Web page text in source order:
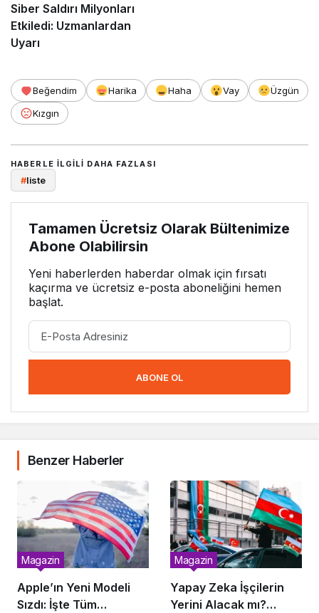
Siber Saldırı Milyonları
Etkiledi: Uzmanlardan
Uyarı
Beğendim Harika Haha Vay
Üzgün
Kızgın
HABERLE ILGILI DAHA FAZLASI
#liste
Tamamen Ücretsiz Olarak Bültenimize
Abone Olabilirsin
Yeni haberlerden haberdar olmak için fırsatı
kaçırma ve ücretsiz e-posta aboneliğini hemen
başlat.
ABONE OL
Benzer Haberler
Apple’ın Yeni Modeli
Sızdı: İşte Tüm
Magazin
Yapay Zeka İşçilerin
Yerini Alacak mı?
Magazin